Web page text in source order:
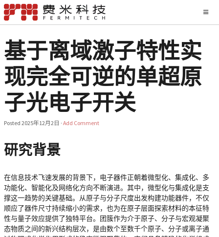
基于离域激子特性实
现完全可逆的单超原
子光电子开关
Posted 2025年12月2日 · Add Comment
研究背景
在信息技术飞速发展的背景下，电子器件正朝着微型化、集成化、多
功能化、智能化及网络化方向不断演进。其中，微型化与集成化是支
撑这一趋势的关键基础。从原子与分子尺度出发构建功能器件，不仅
顺应了器件尺寸持续缩小的需求，也为在原子层面探索材料的本征特
性与量子效应提供了独特平台。团簇作为介于原子、分子与宏观凝聚
态物质之间的新兴结构层次，是由数个至数千个原子、分子或离子通